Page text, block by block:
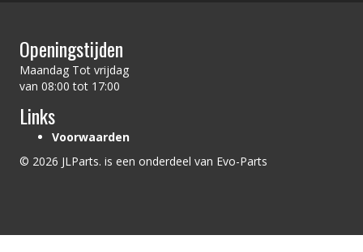
Openingstijden
Maandag Tot vrijdag
van 08:00 tot 17:00
Links
Voorwaarden
© 2026 JLParts. is een onderdeel van Evo-Parts